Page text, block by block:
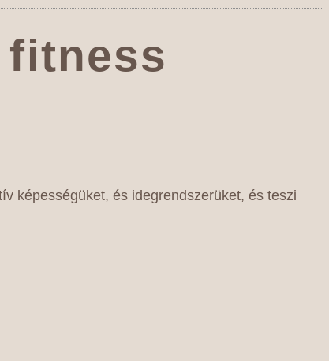
képességüket, és idegrendszerüket, és teszi